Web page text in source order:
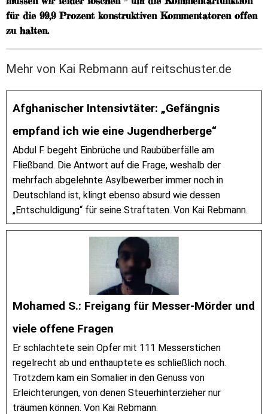
für die 99,9 Prozent konstruktiven Kommentatoren offen
zu halten.
Mehr von Kai Rebmann auf reitschuster.de
Afghanischer Intensivtäter: „Gefängnis
empfand ich wie eine Jugendherberge“
Abdul F. begeht Einbrüche und Raubüberfälle am
Fließband. Die Antwort auf die Frage, weshalb der
mehrfach abgelehnte Asylbewerber immer noch in
Deutschland ist, klingt ebenso absurd wie dessen
„Entschuldigung“ für seine Straftaten. Von Kai Rebmann.
Mohamed S.: Freigang für Messer-Mörder und
viele offene Fragen
Er schlachtete sein Opfer mit 111 Messerstichen
regelrecht ab und enthauptete es schließlich noch.
Trotzdem kam ein Somalier in den Genuss von
Erleichterungen, von denen Steuerhinterzieher nur
träumen können. Von Kai Rebmann.